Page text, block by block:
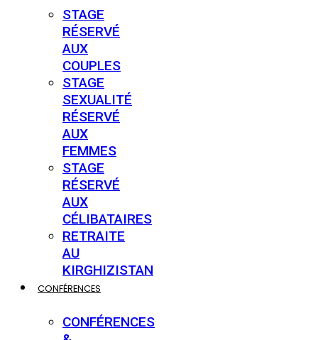
STAGE
RÉSERVÉ
AUX
COUPLES
STAGE
SEXUALITÉ
RÉSERVÉ
AUX
FEMMES
STAGE
RÉSERVÉ
AUX
CÉLIBATAIRES
RETRAITE
AU
KIRGHIZISTAN
CONFÉRENCES
CONFÉRENCES